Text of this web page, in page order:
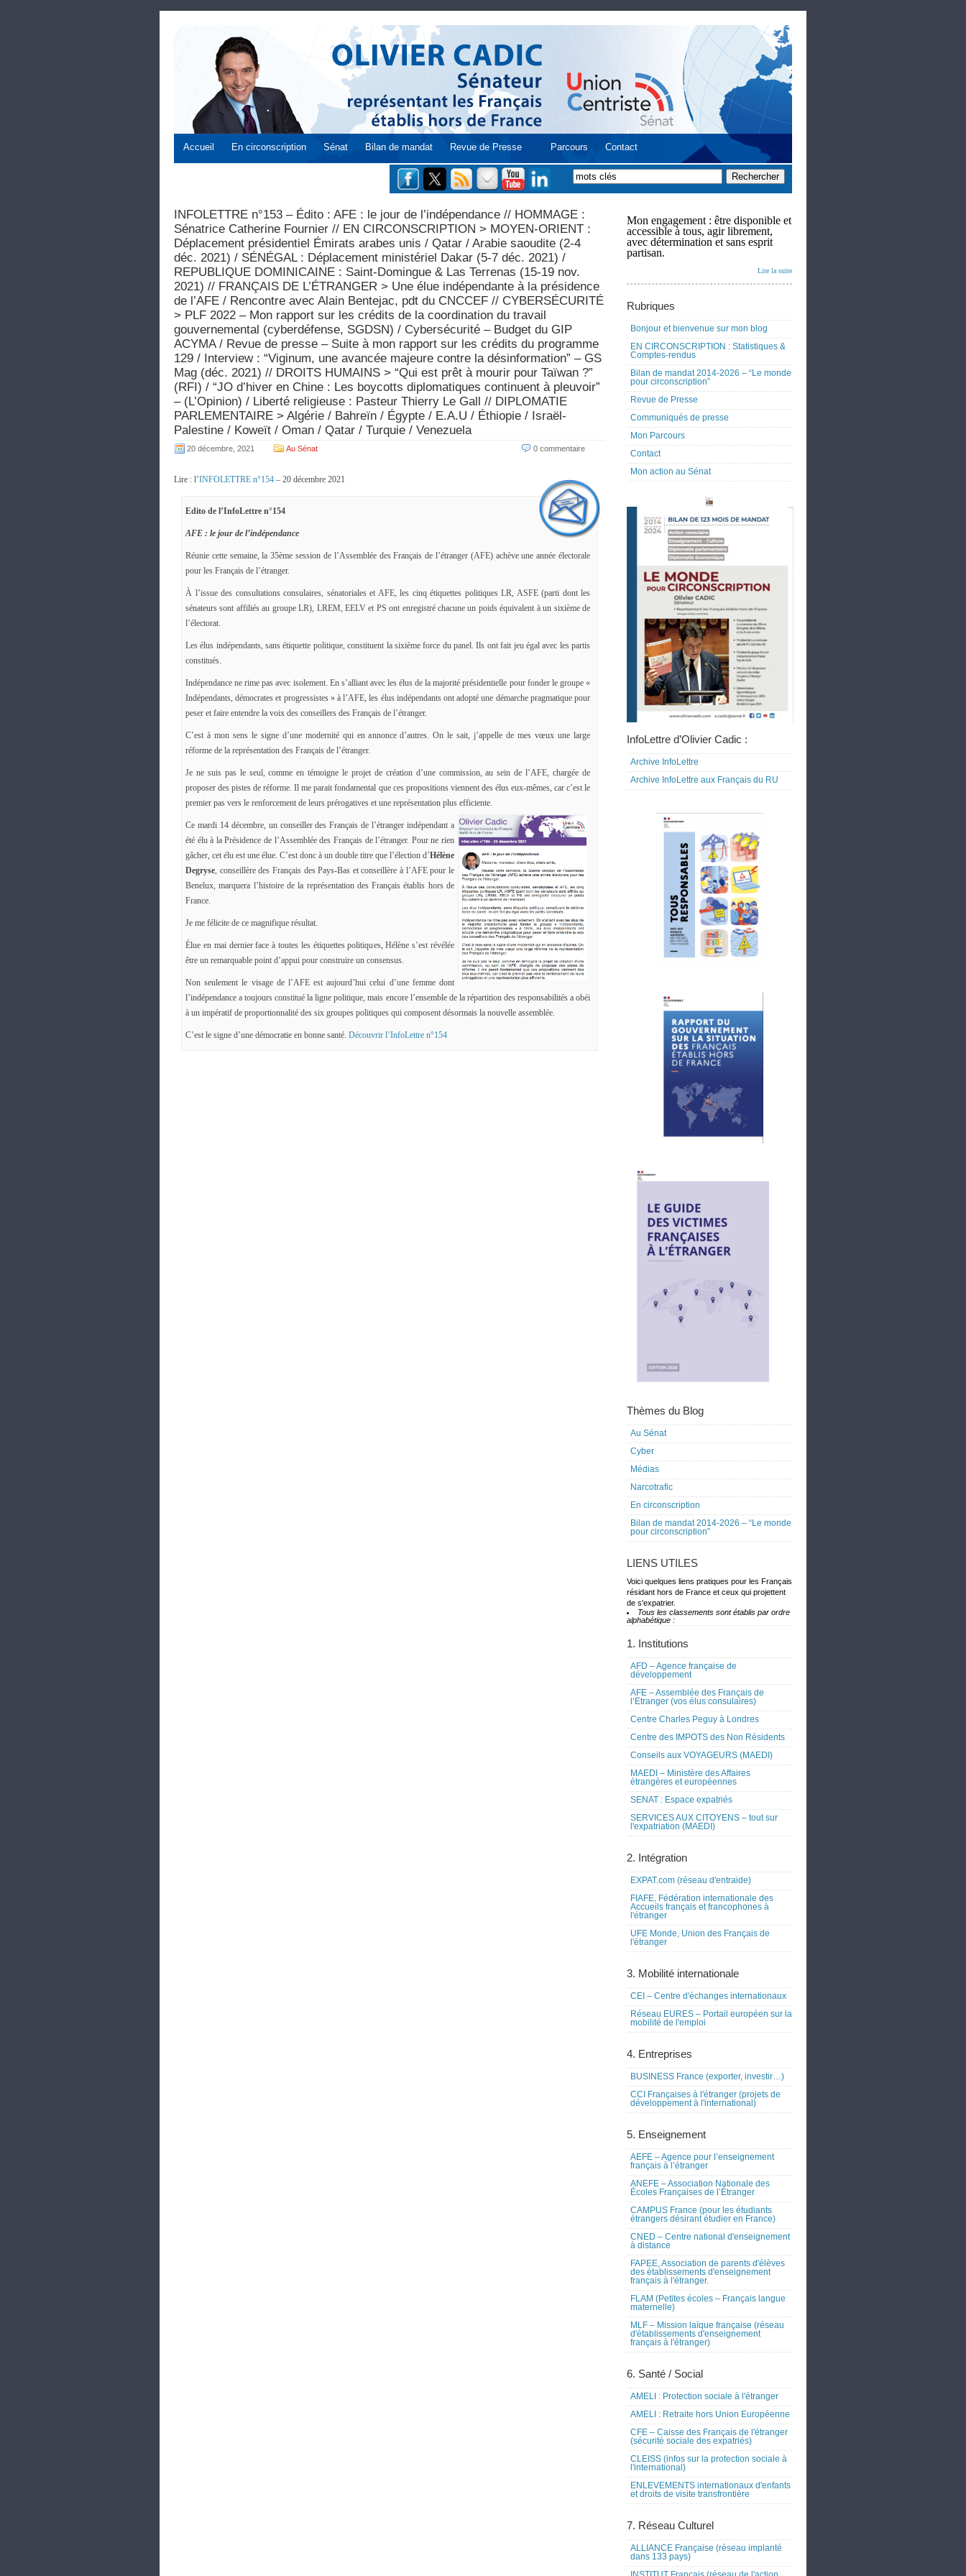
Accueil En circonscription Sénat Bilan de mandat Revue de Presse Parcours Contact
INFOLETTRE n°153 – Édito : AFE : le jour de l’indépendance // HOMMAGE :
Sénatrice Catherine Fournier // EN CIRCONSCRIPTION > MOYEN-ORIENT :
Déplacement présidentiel Émirats arabes unis / Qatar / Arabie saoudite (2-4
déc. 2021) / SÉNÉGAL : Déplacement ministériel Dakar (5-7 déc. 2021) /
REPUBLIQUE DOMINICAINE : Saint-Domingue & Las Terrenas (15-19 nov.
2021) // FRANÇAIS DE L’ÉTRANGER > Une élue indépendante à la présidence
de l’AFE / Rencontre avec Alain Bentejac, pdt du CNCCEF // CYBERSÉCURITÉ
> PLF 2022 – Mon rapport sur les crédits de la coordination du travail
gouvernemental (cyberdéfense, SGDSN) / Cybersécurité – Budget du GIP
ACYMA / Revue de presse – Suite à mon rapport sur les crédits du programme
129 / Interview : “Viginum, une avancée majeure contre la désinformation” – GS
Mag (déc. 2021) // DROITS HUMAINS > “Qui est prêt à mourir pour Taïwan ?”
(RFI) / “JO d’hiver en Chine : Les boycotts diplomatiques continuent à pleuvoir”
– (L’Opinion) / Liberté religieuse : Pasteur Thierry Le Gall // DIPLOMATIE
PARLEMENTAIRE > Algérie / Bahreïn / Égypte / E.A.U / Éthiopie / Israël-
Palestine / Koweït / Oman / Qatar / Turquie / Venezuela
20 décembre, 2021 Au Sénat 0 commentaire
Lire : l’INFOLETTRE n°154 – 20 décembre 2021
Edito de l’InfoLettre n°154
AFE : le jour de l’indépendance
Réunie cette semaine, la 35ème session de l’Assemblée des Français de l’étranger (AFE) achève une année électorale
pour les Français de l’étranger.
À l’issue des consultations consulaires, sénatoriales et AFE, les cinq étiquettes politiques LR, ASFE (parti dont les
sénateurs sont affiliés au groupe LR), LREM, EELV et PS ont enregistré chacune un poids équivalent à un sixième de
l’électorat.
Les élus indépendants, sans étiquette politique, constituent la sixième force du panel. Ils ont fait jeu égal avec les partis
constitués.
Indépendance ne rime pas avec isolement. En s’alliant avec les élus de la majorité présidentielle pour fonder le groupe «
Indépendants, démocrates et progressistes » à l’AFE, les élus indépendants ont adopté une démarche pragmatique pour
peser et faire entendre la voix des conseillers des Français de l’étranger.
C’est à mon sens le signe d’une modernité qui en annonce d’autres. On le sait, j’appelle de mes vœux une large
réforme de la représentation des Français de l’étranger.
Je ne suis pas le seul, comme en témoigne le projet de création d’une commission, au sein de l’AFE, chargée de
proposer des pistes de réforme. Il me parait fondamental que ces propositions viennent des élus eux-mêmes, car c’est le
premier pas vers le renforcement de leurs prérogatives et une représentation plus efficiente.
Ce mardi 14 décembre, un conseiller des Français de l’étranger indépendant a
été élu à la Présidence de l’Assemblée des Français de l’étranger. Pour ne rien
gâcher, cet élu est une élue. C’est donc à un double titre que l’élection d’Hélène
Degryse, conseillère des Français des Pays-Bas et conseillère à l’AFE pour le
Benelux, marquera l’histoire de la représentation des Français établis hors de
France.
Je me félicite de ce magnifique résultat.
Élue en mai dernier face à toutes les étiquettes politiques, Hélène s’est révélée
être un remarquable point d’appui pour construire un consensus.
Non seulement le visage de l’AFE est aujourd’hui celui d’une femme dont
l’indépendance a toujours constitué la ligne politique, mais encore l’ensemble de la répartition des responsabilités a obéi
à un impératif de proportionnalité des six groupes politiques qui composent désormais la nouvelle assemblée.
C’est le signe d’une démocratie en bonne santé. Découvrir l’InfoLettre n°154
Mon engagement : être disponible et
accessible à tous, agir librement,
avec détermination et sans esprit
partisan.
Lire la suite
Rubriques
Bonjour et bienvenue sur mon blog
EN CIRCONSCRIPTION : Statistiques &
Comptes-rendus
Bilan de mandat 2014-2026 – “Le monde
pour circonscription”
Revue de Presse
Communiqués de presse
Mon Parcours
Contact
Mon action au Sénat
InfoLettre d’Olivier Cadic :
Archive InfoLettre
Archive InfoLettre aux Français du RU
Thèmes du Blog
Au Sénat
Cyber
Médias
Narcotrafic
En circonscription
Bilan de mandat 2014-2026 – “Le monde
pour circonscription”
LIENS UTILES
Voici quelques liens pratiques pour les Français
résidant hors de France et ceux qui projettent
de s'expatrier.
Tous les classements sont établis par ordre
alphabétique :
1. Institutions
AFD – Agence française de
développement
AFE – Assemblée des Français de
l’Etranger (vos élus consulaires)
Centre Charles Peguy à Londres
Centre des IMPOTS des Non Résidents
Conseils aux VOYAGEURS (MAEDI)
MAEDI – Ministère des Affaires
étrangères et européennes
SENAT : Espace expatriés
SERVICES AUX CITOYENS – tout sur
l'expatriation (MAEDI)
2. Intégration
EXPAT.com (réseau d'entraide)
FIAFE, Fédération internationale des
Accueils français et francophones à
l'étranger
UFE Monde, Union des Français de
l'étranger
3. Mobilité internationale
CEI – Centre d'échanges internationaux
Réseau EURES – Portail européen sur la
mobilité de l'emploi
4. Entreprises
BUSINESS France (exporter, investir…)
CCI Françaises à l'étranger (projets de
développement à l'international)
5. Enseignement
AEFE – Agence pour l’enseignement
français à l’étranger
ANEFE – Association Nationale des
Écoles Françaises de l’Étranger
CAMPUS France (pour les étudiants
étrangers désirant étudier en France)
CNED – Centre national d'enseignement
à distance
FAPEE, Association de parents d'élèves
des établissements d'enseignement
français à l'étranger.
FLAM (Petites écoles – Français langue
maternelle)
MLF – Mission laïque française (réseau
d'établissements d'enseignement
français à l'étranger)
6. Santé / Social
AMELI : Protection sociale à l'étranger
AMELI : Retraite hors Union Européenne
CFE – Caisse des Français de l'étranger
(sécurité sociale des expatriés)
CLEISS (infos sur la protection sociale à
l'international)
ENLEVEMENTS internationaux d'enfants
et droits de visite transfrontière
7. Réseau Culturel
ALLIANCE Française (réseau implanté
dans 133 pays)